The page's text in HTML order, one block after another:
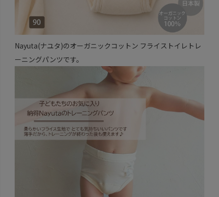
Nayuta(ナユタ)のオーガニックコットン フライストイレトレ
ーニングパンツです。